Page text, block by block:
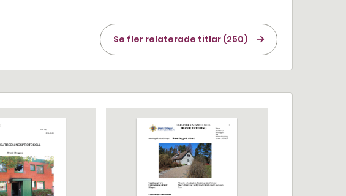
Se fler relaterade titlar (250)